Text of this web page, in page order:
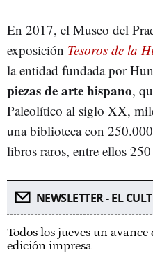
En 2017, el Museo del
exposición Tesoros de la
la entidad fundada por
piezas de arte hispano,
Paleolítico al siglo XX,
una biblioteca con
libros raros, entre ellos
NEWSLETTER - EL
Todos los jueves un
edición impresa